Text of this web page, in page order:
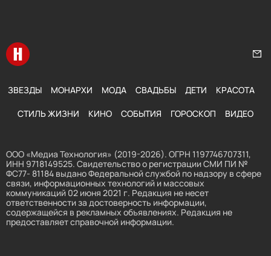
Перейти на главную
ЗВЕЗДЫ МОНАРХИ МОДА СВАДЬБЫ ДЕТИ КРАСОТА
СТИЛЬ ЖИЗНИ КИНО СОБЫТИЯ ГОРОСКОП ВИДЕО
ООО «Медиа Технология» (2019-2026). ОГРН 1197746707311,
ИНН 9718149525. Свидетельство о регистрации СМИ ПИ №
ФС77- 81184 выдано Федеральной службой по надзору в сфере
связи, информационных технологий и массовых
коммуникаций 02 июня 2021 г. Редакция не несет
ответственности за достоверность информации,
содержащейся в рекламных объявлениях. Редакция не
предоставляет справочной информации.